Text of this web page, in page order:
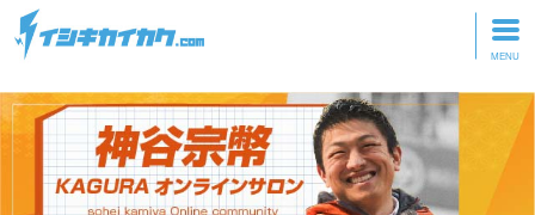
トップページ
動画を見る
記事を読む